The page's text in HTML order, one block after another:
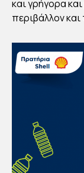
και γρήγορα
περιβάλλον